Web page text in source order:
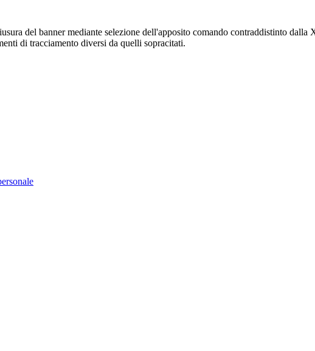
del banner mediante selezione dell'apposito comando contraddistinto
di tracciamento diversi da quelli sopracitati.